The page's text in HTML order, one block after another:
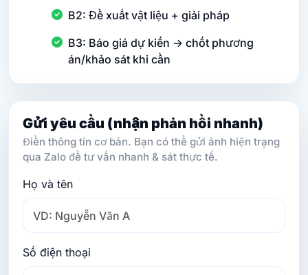
B2: Đề xuất vật liệu + giải pháp
B3: Báo giá dự kiến → chốt phương
án/khảo sát khi cần
Gửi yêu cầu (nhận phản hồi nhanh)
Điền thông tin cơ bản. Bạn có thể gửi ảnh hiện trạng
qua Zalo để tư vấn nhanh & sát thực tế.
Họ và tên
Số điện thoại